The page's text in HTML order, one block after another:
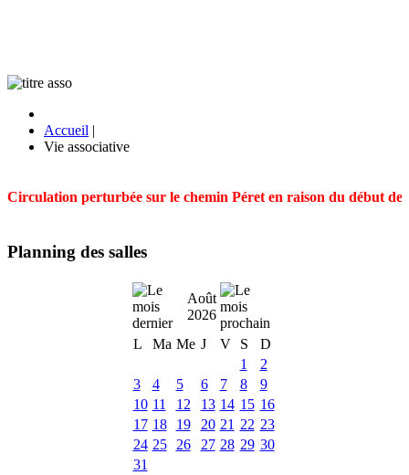
Accueil |
Vie associative
Circulation perturbée sur le chemin Péret en raison du début
Planning des salles
Août
2026
L
Ma Me J V S
D
1
2
3
4 5 6 7 8
9
10 11 12 13 14 15 16
17 18 19 20 21 22 23
24 25 26 27 28 29 30
31